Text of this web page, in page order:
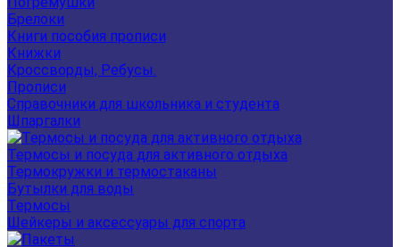
Брелоки
Книги пособия прописи
Книжки
Кроссворды, Ребусы.
Прописи
Справочники для школьника и студента
Шпаргалки
Термосы и посуда для активного отдыха
Термокружки и термостаканы
Бутылки для воды
Термосы
Шейкеры и аксессуары для спорта